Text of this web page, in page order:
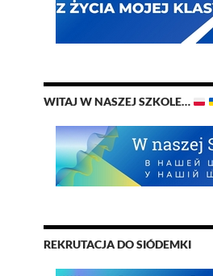
WITAJ W NASZEJ SZKOLE…
REKRUTACJA DO SIÓDEMKI